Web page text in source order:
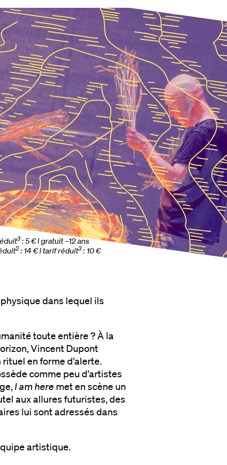
3: 5 € l gratuit –12 ans
2: 14 € l tarif réduit3: 10 €
dans lequel ils
toute entière ? À la
Vincent Dupont
en forme d’alerte.
comme peu d’artistes
I am here met en scène un
aux allures futuristes, des
lui sont adressés dans
artistique.